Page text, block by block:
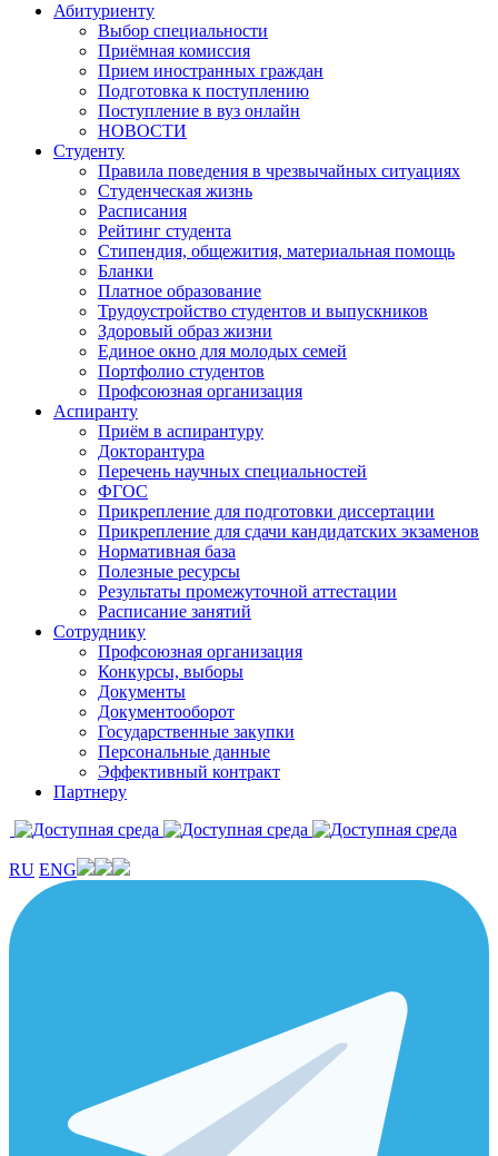
Абитуриенту
Выбор специальности
Приёмная комиссия
Прием иностранных граждан
Подготовка к поступлению
Поступление в вуз онлайн
НОВОСТИ
Студенту
Правила поведения в чрезвычайных ситуациях
Студенческая жизнь
Расписания
Рейтинг студента
Стипендия, общежития, материальная помощь
Бланки
Платное образование
Трудоустройство студентов и выпускников
Здоровый образ жизни
Единое окно для молодых семей
Портфолио студентов
Профсоюзная организация
Аспиранту
Приём в аспирантуру
Докторантура
Перечень научных специальностей
ФГОС
Прикрепление для подготовки диссертации
Прикрепление для сдачи кандидатских экзаменов
Нормативная база
Полезные ресурсы
Результаты промежуточной аттестации
Расписание занятий
Сотруднику
Профсоюзная организация
Конкурсы, выборы
Документы
Документооборот
Государственные закупки
Персональные данные
Эффективный контракт
Партнеру
RU ENG